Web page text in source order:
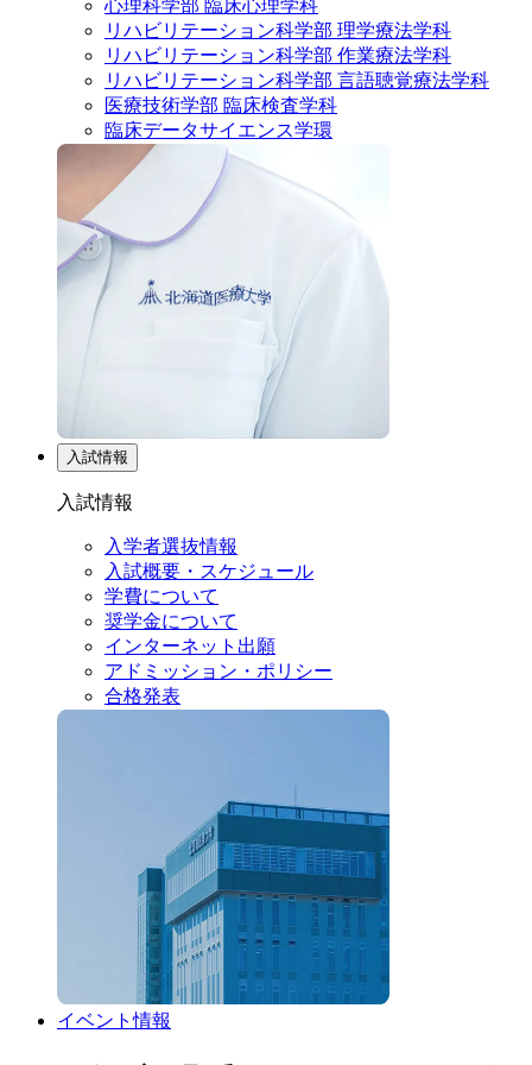
心理科学部 臨床心理学科
リハビリテーション科学部 理学療法学科
リハビリテーション科学部 作業療法学科
リハビリテーション科学部 言語聴覚療法学科
医療技術学部 臨床検査学科
臨床データサイエンス学環
入試情報
入試情報
入学者選抜情報
入試概要・スケジュール
学費について
奨学金について
インターネット出願
アドミッション・ポリシー
合格発表
イベント情報